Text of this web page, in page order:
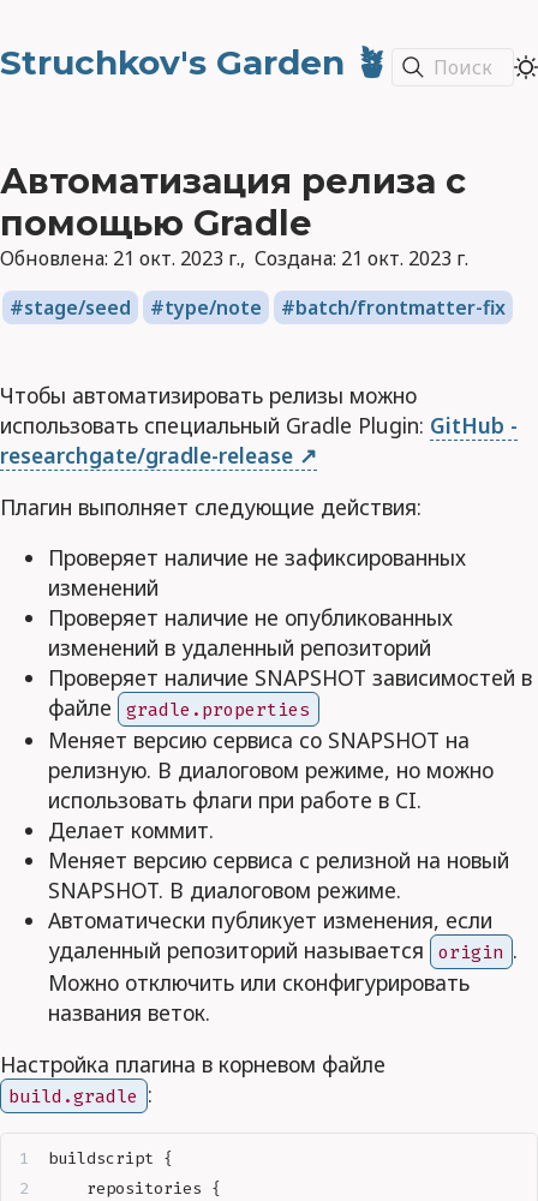
Struchkov's Garden 🪴 Поиск
Автоматизация релиза с
помощью Gradle
Обновлена: 21 окт. 2023 г. Создана: 21 окт. 2023 г.
stage/seed
type/note batch/frontmatter-fix
Чтобы автоматизировать релизы можно
использовать специальный Gradle Plugin: GitHub -
researchgate/gradle-release
Плагин выполняет следующие действия:
Проверяет наличие не зафиксированных
изменений
Проверяет наличие не опубликованных
изменений в удаленный репозиторий
Проверяет наличие SNAPSHOT зависимостей в
файле
gradle.properties
Меняет версию сервиса со SNAPSHOT на
релизную. В диалоговом режиме, но можно
использовать флаги при работе в CI.
Делает коммит.
Меняет версию сервиса с релизной на новый
SNAPSHOT. В диалоговом режиме.
Автоматически публикует изменения, если
удаленный репозиторий называется
origin .
Можно отключить или сконфигурировать
названия веток.
Настройка плагина в корневом файле
build.gradle :
buildscript {
    repositories {